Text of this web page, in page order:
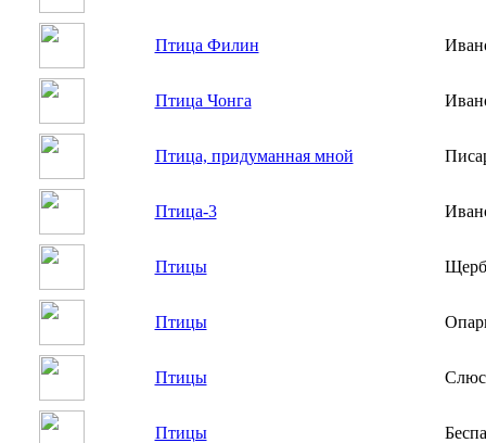
Птица Филин
Птица Чонга
Птица, придуманная мной
Птица-3
Птицы
Птицы
Птицы
Птицы